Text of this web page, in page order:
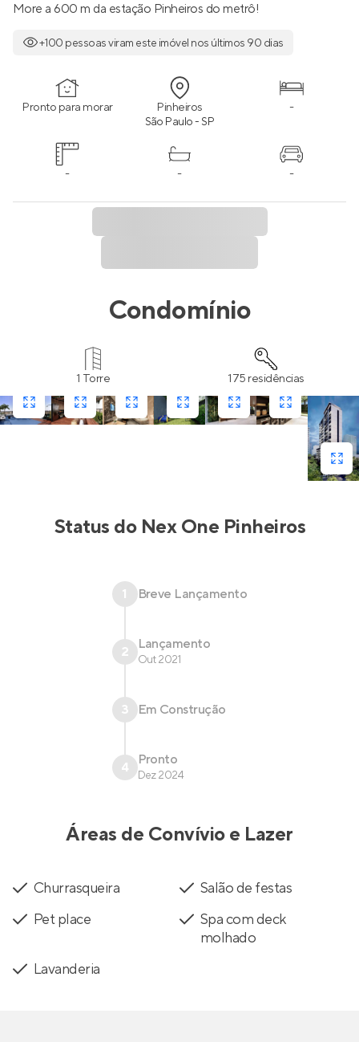
More a 600 m da estação Pinheiros do metrô!
+100 pessoas viram este imóvel nos últimos 90 dias
Pronto para morar Pinheiros
São Paulo - SP
-
- - -
Condomínio
1 Torre 175 residências
Status do Nex One Pinheiros
1 Breve Lançamento
2 Lançamento
Out 2021
3 Em Construção
4 Pronto
Dez 2024
Áreas de Convívio e Lazer
Churrasqueira
Salão de festas
Pet place
Spa com deck
molhado
Lavanderia